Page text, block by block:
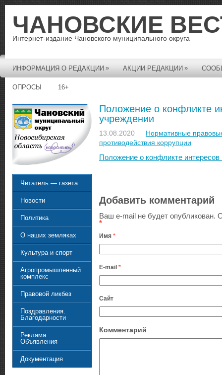
ЧАНОВСКИЕ
Интернет-издание Чановского муниципального округа
ИНФОРМАЦИЯ О РЕДАКЦИИ » АКЦИИ РЕДАКЦИИ »
ОПРОСЫ 16+
Положение о конфликте
учреждении
13.08.2020
Нормативные
противодействия коррупции
Положение о конфликте
Добавить комментарий
Ваш e-mail не будет опубликован.
*
Имя *
E-mail *
Сайт
Комментарий
Читатель — газета
Новости
Политика
О наших земляках
Культура и спорт
Агропромышленный
комплекс
Правовой ликбез
Поздравления.
Благодарности
Реклама.
Объявления
Документация